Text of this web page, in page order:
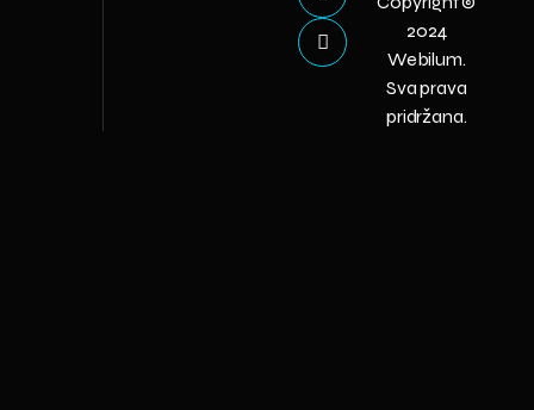
2024
Webilum.
Sva prava
pridržana.